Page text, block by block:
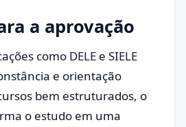
a aprovação
como DELE e SIELE
e orientação
bem estruturados, o
o estudo em uma